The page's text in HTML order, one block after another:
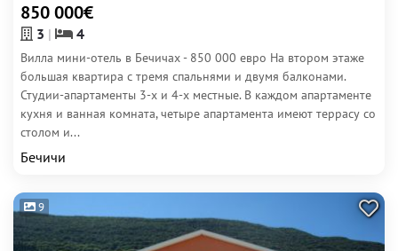
850 000€
3 4
Вилла мини-отель в Бечичах - 850 000 евро На втором этаже
большая квартира с тремя спальнями и двумя балконами.
Студии-апартаменты 3-х и 4-х местные. В каждом апартаменте
кухня и ванная комната, четыре апартамента имеют террасу со
столом и...
Бечичи
9